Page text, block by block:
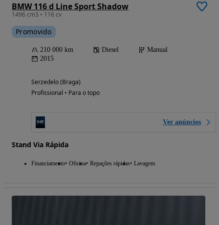
BMW 116 d Line Sport Shadow
1496 cm3 • 116 cv
Promovido
210 000 km Diesel
Manual
2015
Serzedelo (Braga)
Profissional • Para o topo
Ver anúncios
Stand Via Rápida
Financiamento Oficina Repações rápidas Lavagem